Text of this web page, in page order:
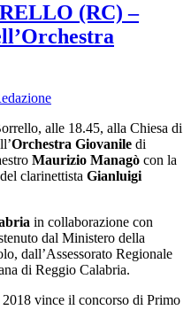
(RC) –
alle 18.45, alla Chiesa di
Orchestra Giovanile di
Maurizio Managò con la
clarinettista Gianluigi
in collaborazione con
dal Ministero della
dall’Assessorato Regionale
di Reggio Calabria.
vince il concorso di Primo